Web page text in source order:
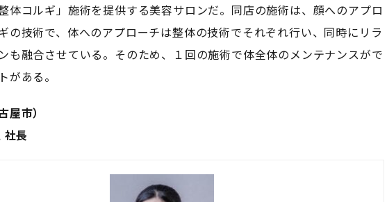
体コルギ」施術を提供する美容サロンだ。同店の施術は、顔へのアプロ
の技術で、体へのアプローチは整体の技術でそれぞれ行い、同時にリラ
も融合させている。そのため、１回の施術で体全体のメンテナンスがで
がある。
屋市）
社長